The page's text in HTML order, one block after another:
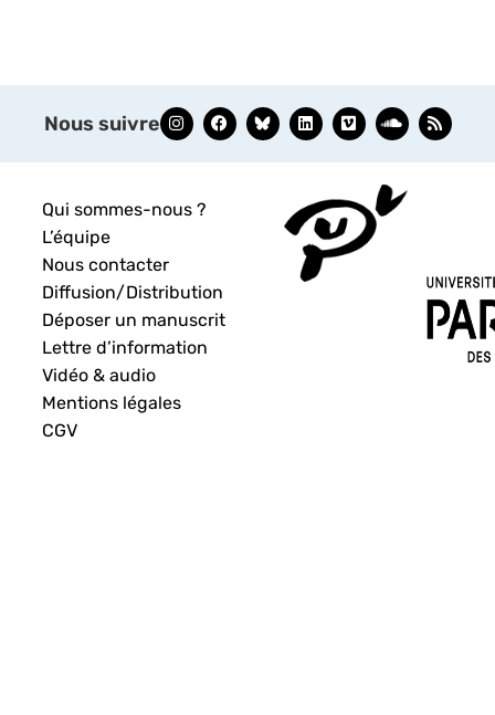
Nous suivre
Qui sommes-nous ?
L’équipe
Nous contacter
Diffusion/Distribution
Déposer un manuscrit
Lettre d’information
Vidéo & audio
Mentions légales
CGV